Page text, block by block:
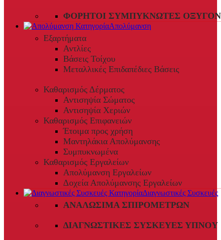
ΦΟΡΗΤΟΊ ΣΥΜΠΥΚΝΩΤΈΣ
Απολύμανση
Εξαρτήματα
Αντλίες
Βάσεις Τοίχου
Μεταλλικές Επιδαπέδιες Βάσεις
Καθαρισμός Δέρματος
Αντισηψία Σώματος
Αντισηψία Χεριών
Καθαρισμός Επιφανειών
Έτοιμα προς χρήση
Μαντηλάκια Απολύμανσης
Συμπυκνωμένα
Καθαρισμός Εργαλείων
Απολύμανση Εργαλείων
Δοχεία Απολύμανσης Εργαλείων
Διαγνωστικές Συσκευές
ΑΝΑΛΏΣΙΜΑ ΣΠΙΡΟΜΈΤΡΩΝ
ΔΙΑΓΝΩΣΤΙΚΈΣ ΣΥΣΚΕΥΈΣ ΎΠΝΟΥ